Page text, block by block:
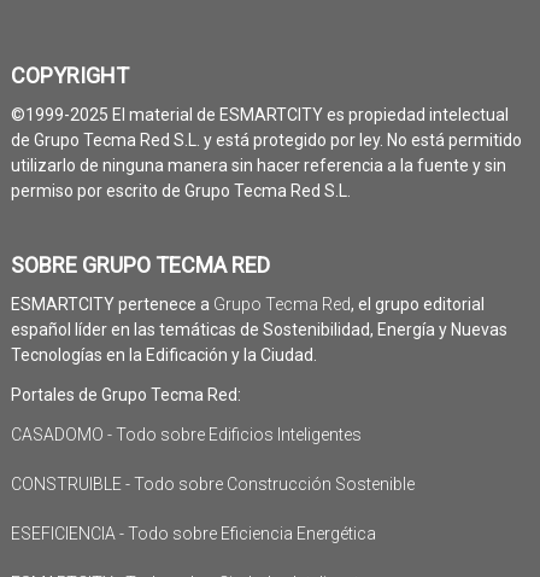
COPYRIGHT
©1999-2025 El material de ESMARTCITY es propiedad intelectual
de Grupo Tecma Red S.L. y está protegido por ley. No está permitido
utilizarlo de ninguna manera sin hacer referencia a la fuente y sin
permiso por escrito de Grupo Tecma Red S.L.
SOBRE GRUPO TECMA RED
ESMARTCITY pertenece a Grupo Tecma Red, el grupo editorial
español líder en las temáticas de Sostenibilidad, Energía y Nuevas
Tecnologías en la Edificación y la Ciudad.
Portales de Grupo Tecma Red:
CASADOMO - Todo sobre Edificios Inteligentes
CONSTRUIBLE - Todo sobre Construcción Sostenible
ESEFICIENCIA - Todo sobre Eficiencia Energética